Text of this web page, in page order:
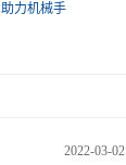
助力机械手
2022-03-02